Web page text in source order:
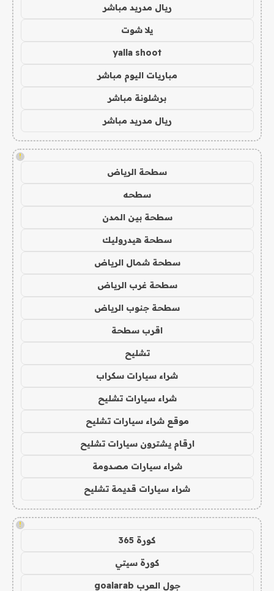
ريال مدريد مباشر
يلا شوت
yalla shoot
مباريات اليوم مباشر
برشلونة مباشر
ريال مدريد مباشر
!
سطحة الرياض
سطحه
سطحة بين المدن
سطحة هيدروليك
سطحة شمال الرياض
سطحة غرب الرياض
سطحة جنوب الرياض
اقرب سطحة
تشليح
شراء سيارات سكراب
شراء سيارات تشليح
موقع شراء سيارات تشليح
ارقام يشترون سيارات تشليح
شراء سيارات مصدومة
شراء سيارات قديمة تشليح
!
كورة 365
كورة سيتي
جول العرب goalarab